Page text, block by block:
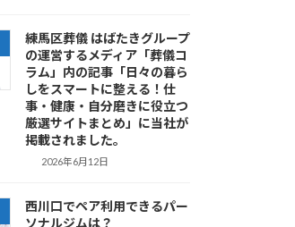
練馬区葬儀 はばたきグループ
の運営するメディア「葬儀コ
ラム」内の記事「日々の暮ら
しをスマートに整える！仕
事・健康・自分磨きに役立つ
厳選サイトまとめ」に当社が
掲載されました。
2026年6月12日
西川口でペア利用できるパー
ソナルジムは？